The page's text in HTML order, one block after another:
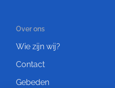
Over ons
Wie zijn wij?
Contact
Gebeden